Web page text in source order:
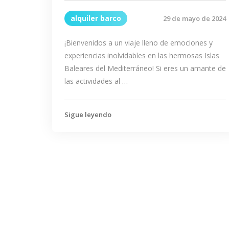
alquiler barco 29 de mayo de 2024
¡Bienvenidos a un viaje lleno de emociones y
experiencias inolvidables en las hermosas Islas
Baleares del Mediterráneo! Si eres un amante de
las actividades al …
Sigue leyendo